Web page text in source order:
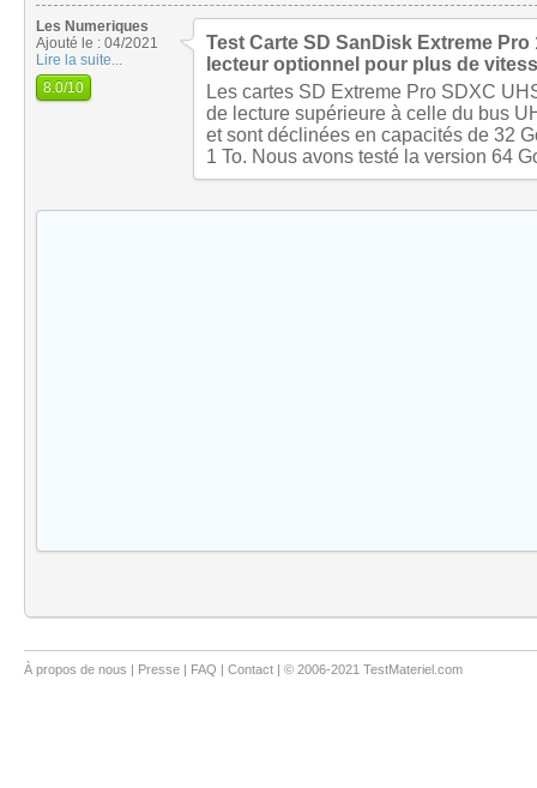
Les Numeriques
Ajouté le : 04/2021
Lire la suite...
8.0/10
Test Carte SD SanDisk Extreme Pro
lecteur optionnel pour plus de
Les cartes SD Extreme Pro SDXC
de lecture supérieure à celle du bus
et sont déclinées en capacités de 32
1 To. Nous avons testé la version 64
À propos de nous | Presse | FAQ | Contact | © 2006-2021 TestMateriel.com